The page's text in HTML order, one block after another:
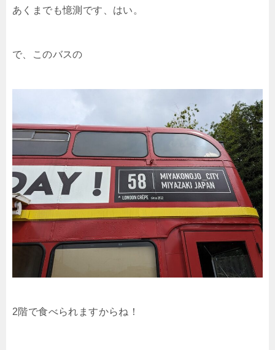
あくまでも憶測です、はい。
で、このバスの
2階で食べられますからね！